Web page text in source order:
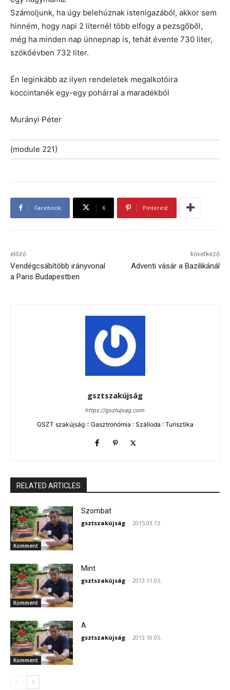
Számoljunk, ha úgy belehúznak istenigazából, akkor sem
hinném, hogy napi 2 liternél több elfogy a pezsgőből,
még ha minden nap ünnepnap is, tehát évente 730 liter,
szökőévben 732 liter.
Én leginkább az ilyen rendeletek megalkotóira
koccintanék egy-egy pohárral a maradékból
Murányi Péter
{module 221}
Facebook X Pinterest
előző
Vendégcsábítóbb irányvonal
a Paris Budapestben
következő
Adventi vásár a Bazilikánál
gsztszakújság
https://gsztujsag.com
GSZT szakújság :: Gasztronómia : Szálloda : Turisztika
RELATED ARTICLES
Komment
Szombat
gsztszakújság - 2015.03.13.
Komment
Mint
gsztszakújság - 2013.11.05.
Komment
A
gsztszakújság - 2013.10.05.